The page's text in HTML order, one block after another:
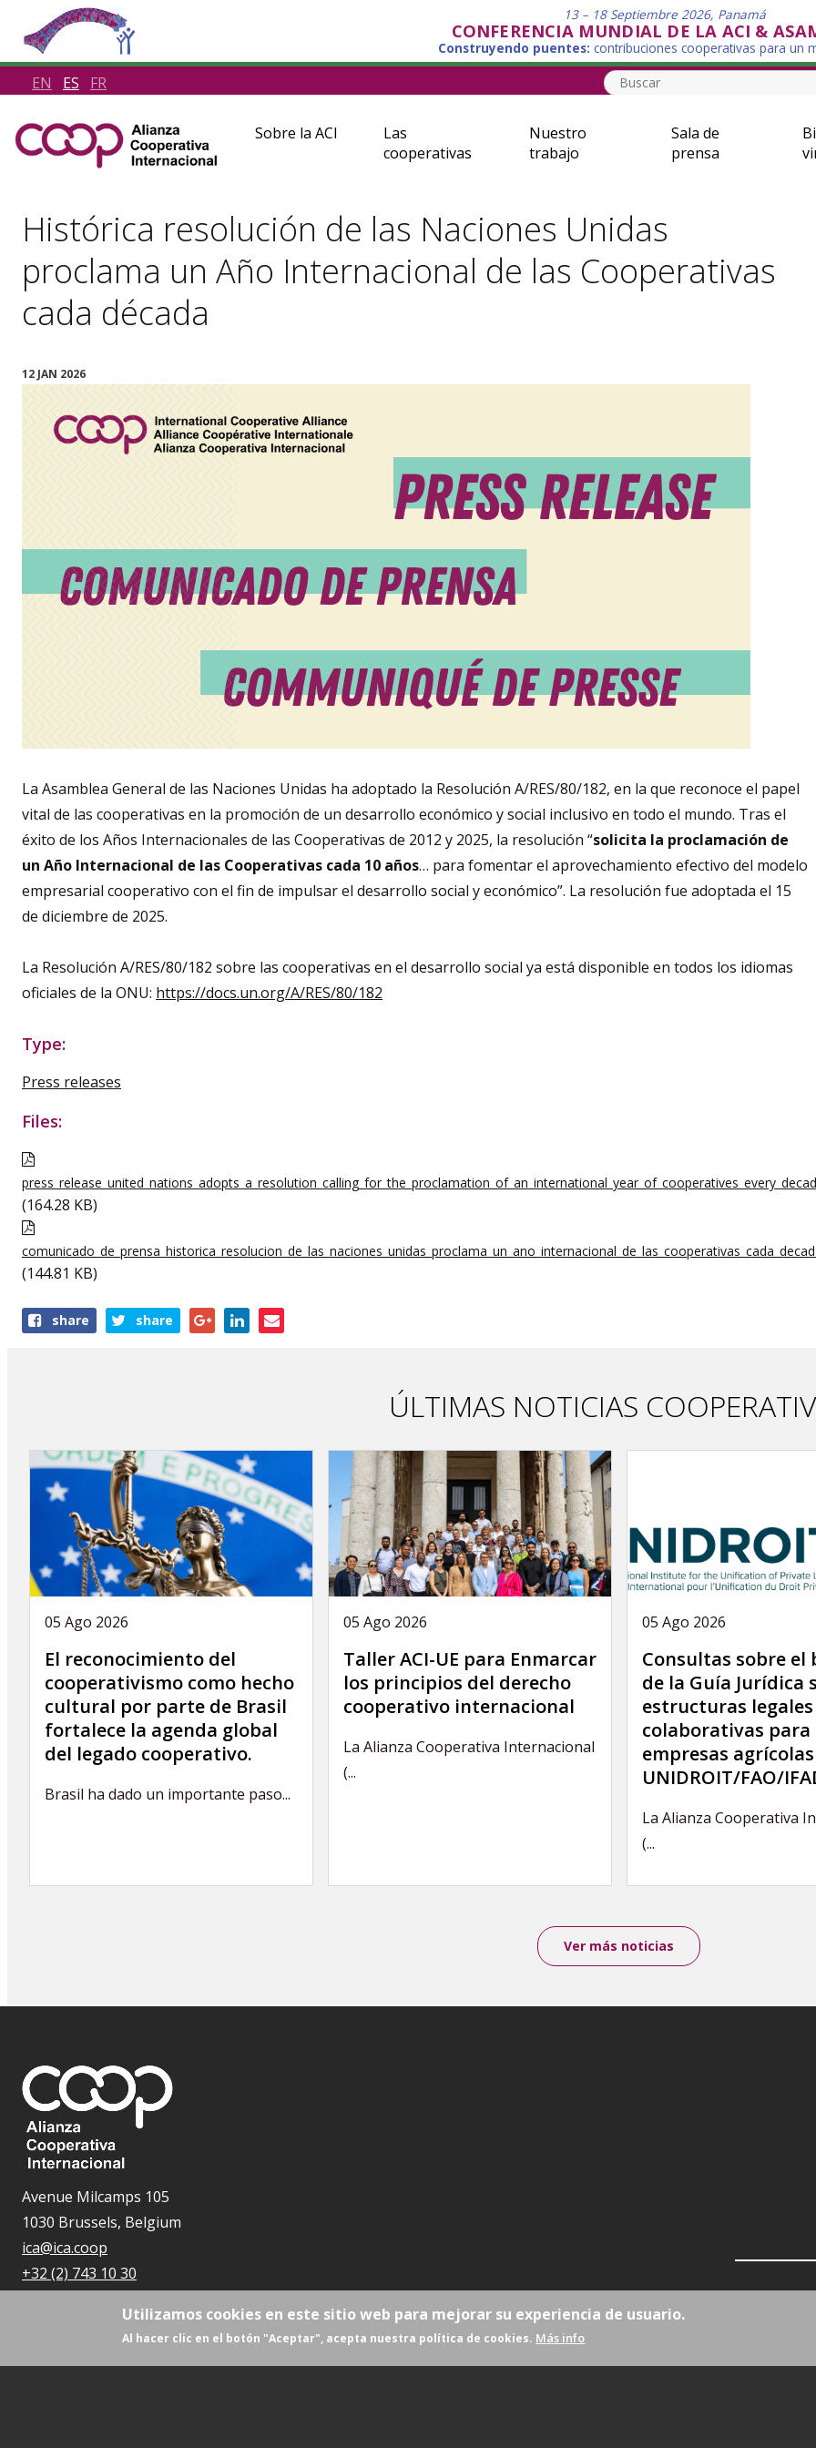
13 – 18 Septiembre 2026, Panamá
CONFERENCIA MUNDIAL DE LA ACI &
Construyendo puentes: contribuciones cooperativas para un
EN ES FR
Sobre la ACI
Las
cooperativas
Nuestro
trabajo
Sala de
prensa
Histórica resolución de las Naciones Unidas
proclama un Año Internacional de las Cooperativas
cada década
12 JAN 2026
La Asamblea General de las Naciones Unidas ha adoptado la Resolución A/RES/80/182, en la que reconoce el papel
vital de las cooperativas en la promoción de un desarrollo económico y social inclusivo en todo el mundo. Tras el
éxito de los Años Internacionales de las Cooperativas de 2012 y 2025, la resolución “solicita la proclamación de
un Año Internacional de las Cooperativas cada 10 años… para fomentar el aprovechamiento efectivo del modelo
empresarial cooperativo con el fin de impulsar el desarrollo social y económico”. La resolución fue adoptada el 15
de diciembre de 2025.
La Resolución A/RES/80/182 sobre las cooperativas en el desarrollo social ya está disponible en todos los idiomas
oficiales de la ONU: https://docs.un.org/A/RES/80/182
Type:
Press releases
Files:
(164.28 KB)
(144.81 KB)
Shareshare share
ÚLTIMAS NOTICIAS
05 Ago 2026
El reconocimiento del
cooperativismo como hecho
cultural por parte de Brasil
fortalece la agenda global
del legado cooperativo.
Brasil ha dado un importante paso...
05 Ago 2026
Taller ACI-UE para Enmarcar
los principios del derecho
cooperativo internacional
La Alianza Cooperativa Internacional
(...
05 Ago 2026
Consultas sobre el
de la Guía Jurídica
estructuras legales
colaborativas para
empresas
UNIDROIT/FAO/
La Alianza Cooperativa
(...
Ver más noticias
Avenue Milcamps 105
1030 Brussels, Belgium
ica@ica.coop
+32 (2) 743 10 30
Utilizamos cookies en este sitio web para mejorar su experiencia de usuario.
Al hacer clic en el botón "Aceptar", acepta nuestra política de cookies. Más info